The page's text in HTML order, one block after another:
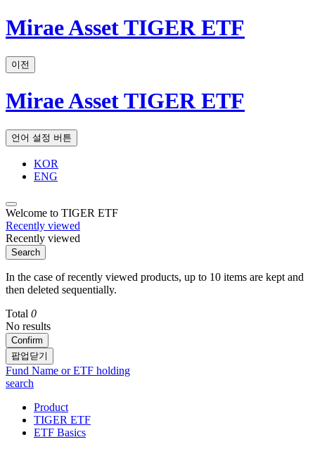
Mirae Asset TIGER ETF
이전
Mirae Asset TIGER ETF
언어 설정 버튼
KOR
ENG
Welcome to TIGER ETF
Recently viewed
Recently viewed
Search
In the case of recently viewed products, up to 10 items are kept and
then deleted sequentially.
Total 0
No results
Confirm
팝업닫기
Fund Name or ETF holding
search
Product
TIGER ETF
ETF Basics